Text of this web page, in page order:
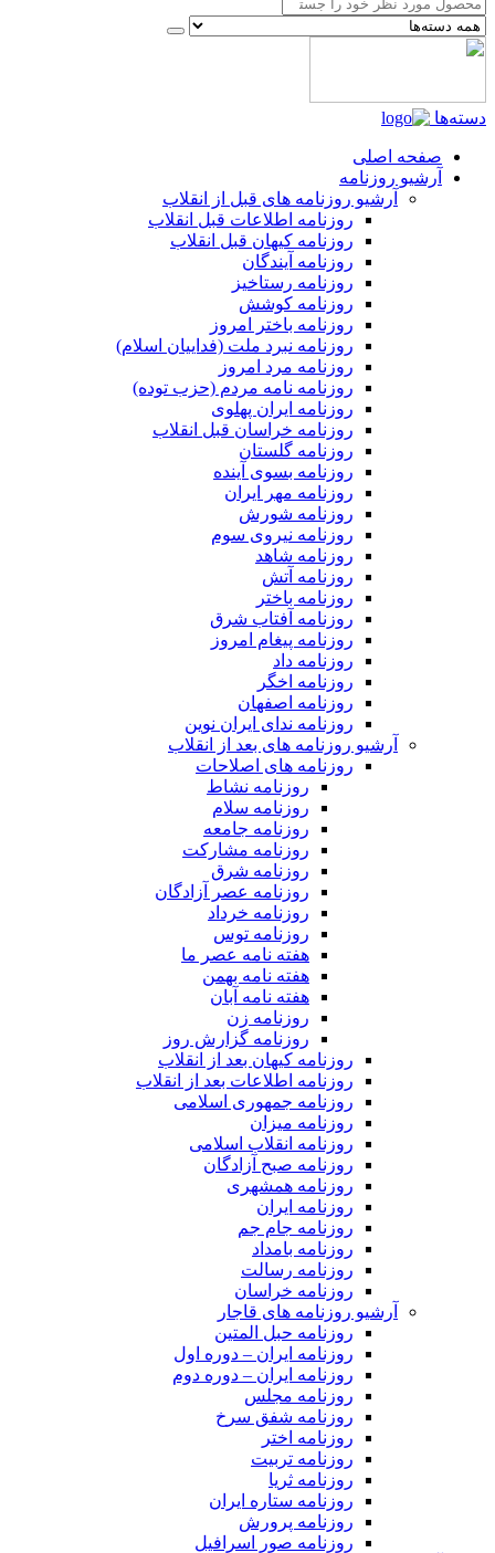
دسته‌ها
صفحه اصلی
آرشیو روزنامه
آرشیو روزنامه های قبل از انقلاب
روزنامه اطلاعات قبل انقلاب
روزنامه کیهان قبل انقلاب
روزنامه آیندگان
روزنامه رستاخیز
روزنامه کوشش
روزنامه باختر امروز
روزنامه نبرد ملت (فداییان اسلام)
روزنامه مرد امروز
روزنامه نامه مردم (حزب توده)
روزنامه ایران پهلوی
روزنامه خراسان قبل انقلاب
روزنامه گلستان
روزنامه بسوی آینده
روزنامه مهر ایران
روزنامه شورش
روزنامه نیروی سوم
روزنامه شاهد
روزنامه آتش
روزنامه باختر
روزنامه آفتاب شرق
روزنامه پیغام امروز
روزنامه داد
روزنامه اخگر
روزنامه اصفهان
روزنامه ندای ایران نوین
آرشیو روزنامه های بعد از انقلاب
روزنامه های اصلاحات
روزنامه نشاط
روزنامه سلام
روزنامه جامعه
روزنامه مشارکت
روزنامه شرق
روزنامه عصر آزادگان
روزنامه خرداد
روزنامه توس
هفته نامه عصر ما
هفته نامه بهمن
هفته نامه آبان
روزنامه زن
روزنامه گزارش روز
روزنامه کیهان بعد از انقلاب
روزنامه اطلاعات بعد از انقلاب
روزنامه جمهوری اسلامی
روزنامه میزان
روزنامه انقلاب اسلامی
روزنامه صبح آزادگان
روزنامه همشهری
روزنامه ایران
روزنامه جام جم
روزنامه بامداد
روزنامه رسالت
روزنامه خراسان
آرشیو روزنامه های قاجار
روزنامه حبل المتین
روزنامه ایران – دوره اول
روزنامه ایران – دوره دوم
روزنامه مجلس
روزنامه شفق سرخ
روزنامه اختر
روزنامه تربیت
روزنامه ثریا
روزنامه ستاره ایران
روزنامه پرورش
روزنامه صور اسرافیل